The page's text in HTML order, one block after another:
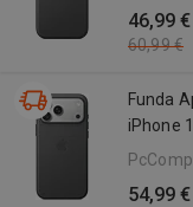
46,99 €
60,99 €
Funda
iPhone
54,99 €